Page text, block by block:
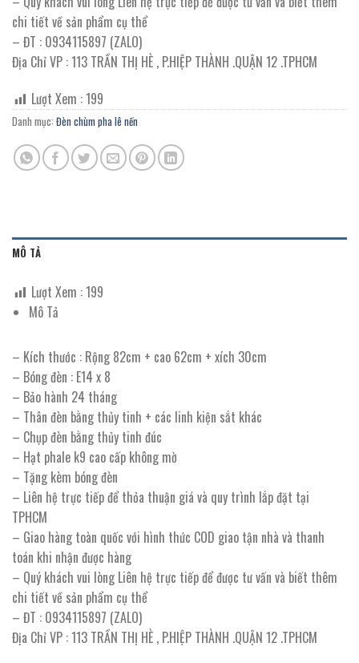
chi tiết về sản phẩm cụ thể
– ĐT : 0934115897 (ZALO)
Địa Chỉ VP : 113 TRẦN THỊ HÈ , P.HIỆP THÀNH .QUẬN 12 .TPHCM
Lượt Xem :199
Danh mục: Đèn chùm pha lê nến
MÔ TẢ
Lượt Xem :199
Mô Tả
– Kích thước : Rộng 82cm + cao 62cm + xích 30cm
– Bóng đèn : E14 x 8
– Bảo hành 24 tháng
– Thân đèn bằng thủy tinh + các linh kiện sắt khác
– Chụp đèn bằng thủy tinh đúc
– Hạt phale k9 cao cấp không mờ
– Tặng kèm bóng đèn
– Liên hệ trực tiếp để thỏa thuận giá và quy trình lắp đặt tại
TPHCM
– Giao hàng toàn quốc với hình thức COD giao tận nhà và thanh
toán khi nhận được hàng
– Quý khách vui lòng Liên hệ trực tiếp để được tư vấn và biết thêm
chi tiết về sản phẩm cụ thể
– ĐT : 0934115897 (ZALO)
Địa Chỉ VP : 113 TRẦN THỊ HÈ , P.HIỆP THÀNH .QUẬN 12 .TPHCM